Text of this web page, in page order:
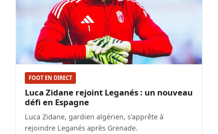
FOOT EN DIRECT
Luca Zidane rejoint Leganés : un nouveau
défi en Espagne
Luca Zidane, gardien algérien, s'apprête à
rejoindre Leganés après Grenade.